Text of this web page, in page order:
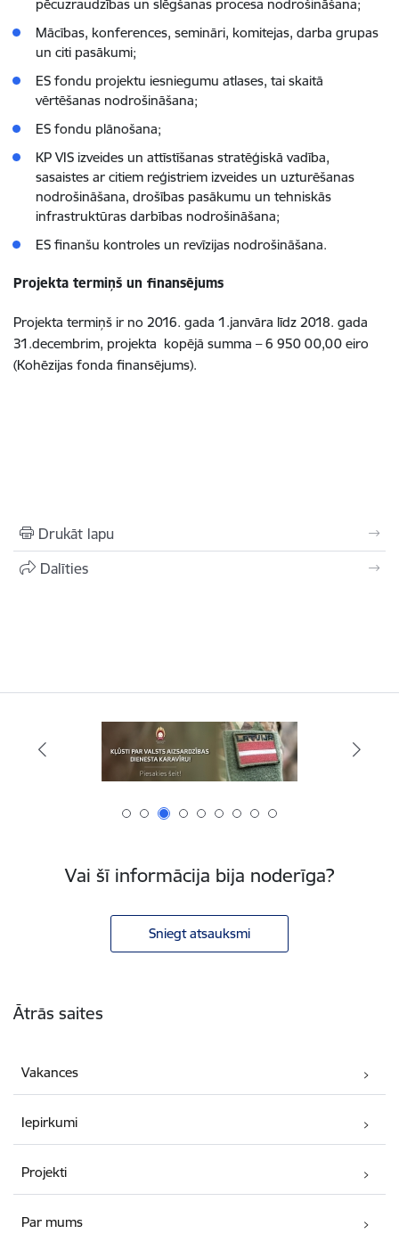
pēcuzraudzības un slēgšanas procesa nodrošināšana;
Mācības, konferences, semināri, komitejas, darba grupas
un citi pasākumi;
ES fondu projektu iesniegumu atlases, tai skaitā
vērtēšanas nodrošināšana;
ES fondu plānošana;
KP VIS izveides un attīstīšanas stratēģiskā vadība,
sasaistes ar citiem reģistriem izveides un uzturēšanas
nodrošināšana, drošības pasākumu un tehniskās
infrastruktūras darbības nodrošināšana;
ES finanšu kontroles un revīzijas nodrošināšana.
Projekta termiņš un finansējums
Projekta termiņš ir no 2016. gada 1.janvāra līdz 2018. gada
31.decembrim, projekta kopējā summa – 6 950 00,00 eiro
(Kohēzijas fonda finansējums).
Drukāt lapu
Dalīties
Vai šī informācija bija noderīga?
Sniegt atsauksmi
Ātrās saites
Vakances
Iepirkumi
Projekti
Par mums